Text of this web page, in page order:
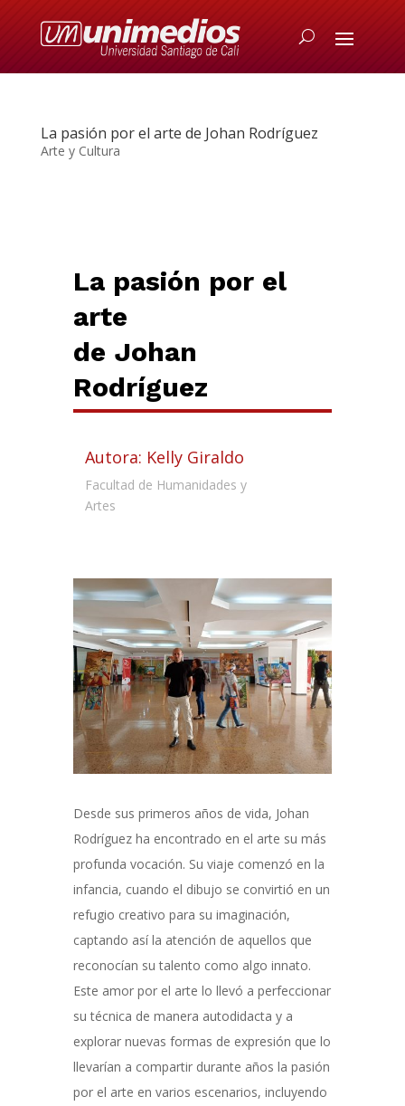
La pasión por el arte de Johan Rodríguez
Arte y Cultura
La pasión por el
arte
de Johan
Rodríguez
Autora: Kelly Giraldo
Facultad de Humanidades y
Artes
Desde sus primeros años de vida, Johan
Rodríguez ha encontrado en el arte su más
profunda vocación. Su viaje comenzó en la
infancia, cuando el dibujo se convirtió en un
refugio creativo para su imaginación,
captando asíla atención de aquellos que
reconocían su talento como algo innato.
Este amor por el arte lo llevó a perfeccionar
su técnica de manera autodidacta y a
explorarnuevas formas de expresión que lo
llevarían a compartir durante años la pasión
por el arte en varios escenarios, incluyendo